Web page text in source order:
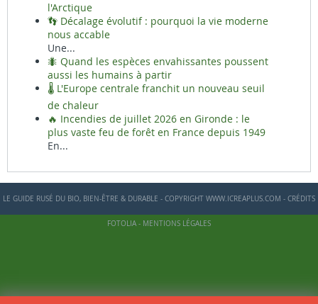
l'Arctique
👣 Décalage évolutif : pourquoi la vie moderne
nous accable
Une...
🐜 Quand les espèces envahissantes poussent
aussi les humains à partir
🌡️ L'Europe centrale franchit un nouveau seuil
de chaleur
🔥 Incendies de juillet 2026 en Gironde : le
plus vaste feu de forêt en France depuis 1949
En...
LE GUIDE RUSÉ DU BIO, BIEN-ÊTRE & DURABLE - COPYRIGHT WWW.ICREAPLUS.COM - CRÉDITS
FOTOLIA - MENTIONS LÉGALES